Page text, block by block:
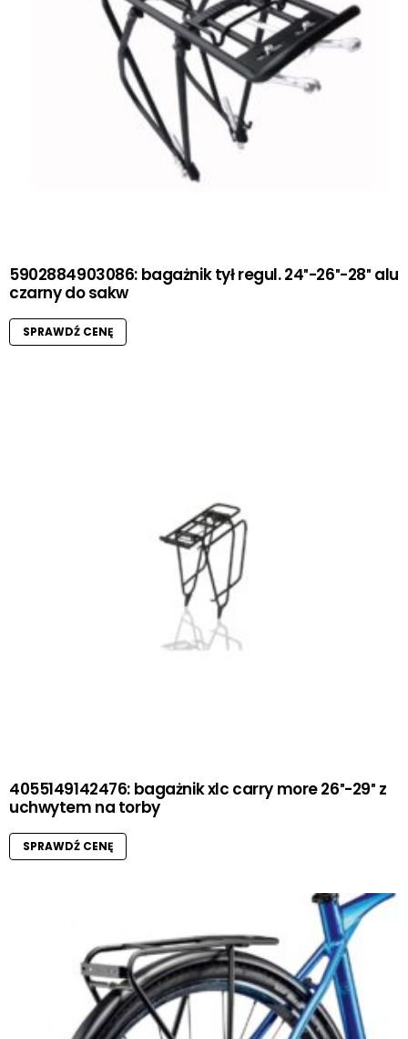
5902884903086: bagażnik tył regul. 24″-26″-28″ alu
czarny do sakw
SPRAWDŹ CENĘ
4055149142476: bagażnik xlc carry more 26″-29″ z
uchwytem na torby
SPRAWDŹ CENĘ